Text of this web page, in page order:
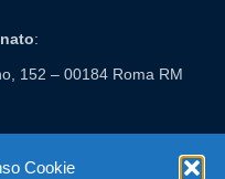
Cookie
:
152 – 00184 Roma RM